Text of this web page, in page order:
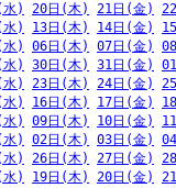
水) 20日(木) 21日(金)
水) 13日(木) 14日(金)
水) 06日(木) 07日(金)
水) 30日(木) 31日(金)
水) 23日(木) 24日(金)
水) 16日(木) 17日(金)
水) 09日(木) 10日(金)
水) 02日(木) 03日(金)
水) 26日(木) 27日(金)
水) 19日(木) 20日(金)